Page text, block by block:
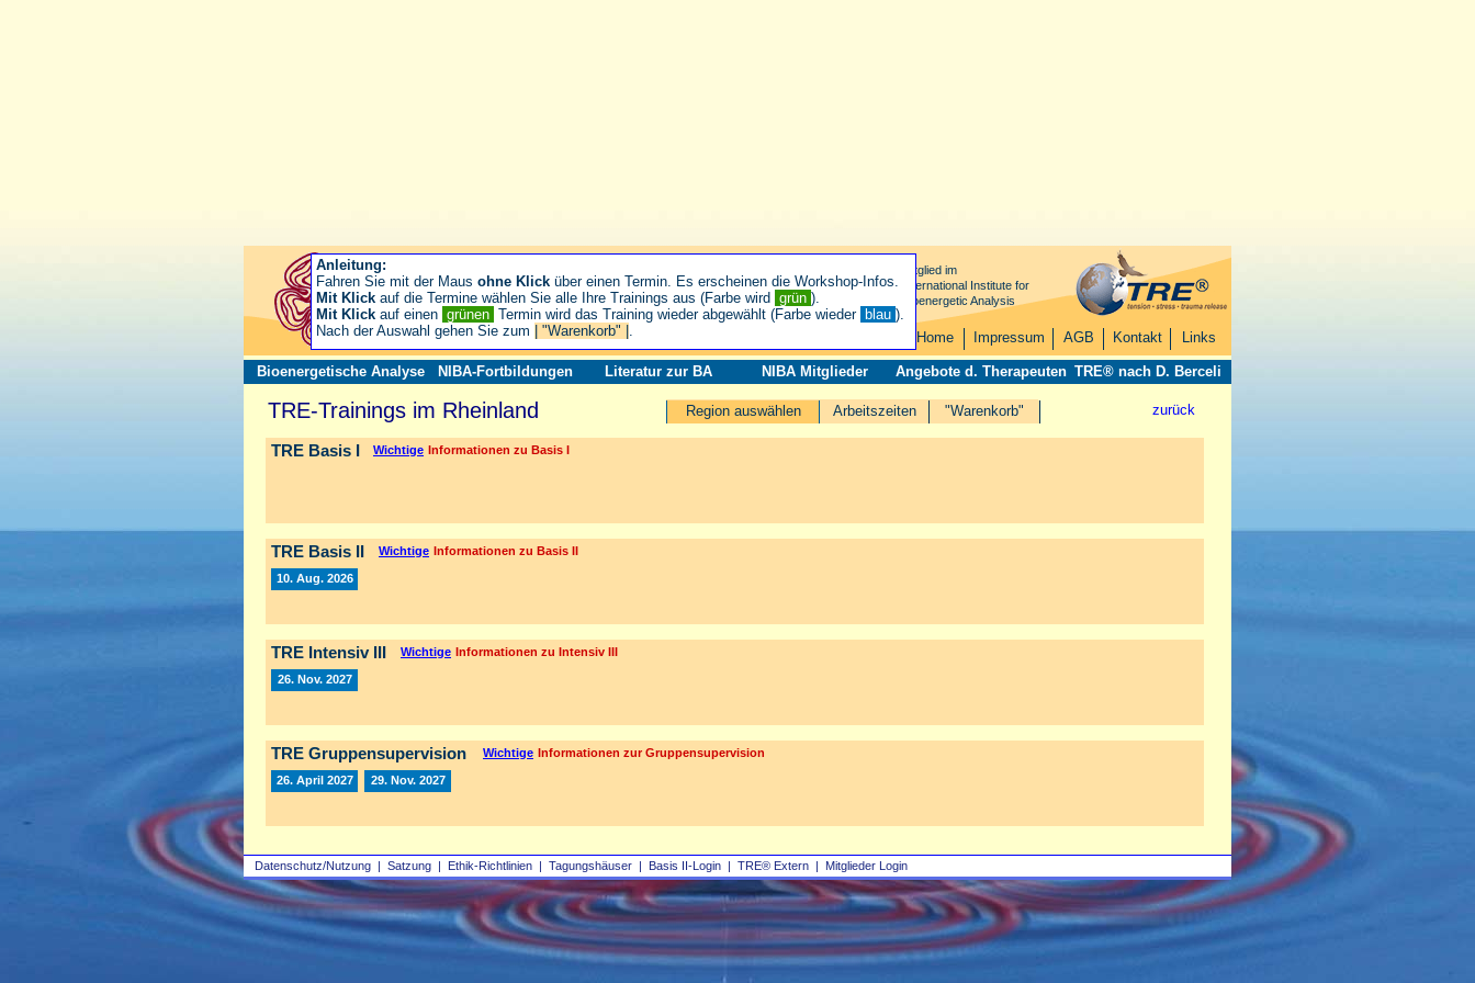
Datenschutz/Nutzung | Satzung | Ethik-Richtlinien | Tagungshäuser | Basis II‑Login | TRE® Extern | Mitglieder Login
Mitglied im
International Institute for
Bioenergetic Analysis
Home Impressum AGB Kontakt Links
Bioenergetische Analyse NIBA-Fortbildungen Literatur zur BA NIBA Mitglieder Angebote d. Therapeuten TRE® nach D. Berceli
zurück
Arbeitszeiten "Warenkorb"
TRE-Trainings im Rheinland Region auswählen
TRE Basis I Wichtige Informationen zu Basis I
TRE Basis II Wichtige Informationen zu Basis II
10. Aug. 2026
TRE Intensiv III Wichtige Informationen zu Intensiv III
26. Nov. 2027
TRE Gruppensupervision Wichtige Informationen zur Gruppensupervision
26. April 2027 29. Nov. 2027
Anleitung:
Fahren Sie mit der Maus ohne Klick über einen Termin. Es erscheinen die Workshop-Infos.
Mit Klick auf die Termine wählen Sie alle Ihre Trainings aus (Farbe wird grün ).
Mit Klick auf einen grünen Termin wird das Training wieder abgewählt (Farbe wieder blau ).
Nach der Auswahl gehen Sie zum
| "Warenkorb" | .